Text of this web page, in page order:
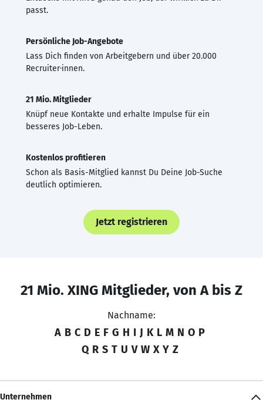
passt.
Persönliche Job-Angebote
Lass Dich finden von Arbeitgebern und über 20.000
Recruiter·innen.
21 Mio. Mitglieder
Knüpf neue Kontakte und erhalte Impulse für ein
besseres Job-Leben.
Kostenlos profitieren
Schon als Basis-Mitglied kannst Du Deine Job-Suche
deutlich optimieren.
Jetzt registrieren
21 Mio. XING Mitglieder, von A bis Z
Nachname:
A B C D E F G H I J K L M N O P
Q R S T U V W X Y Z
Unternehmen